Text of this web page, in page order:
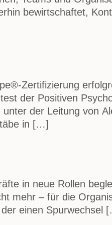
bewirtschaftet,
Zertifizierung
der Positiven
der Leitung von
in […]
in neue Rollen
mehr – für die
einen Spurwechsel